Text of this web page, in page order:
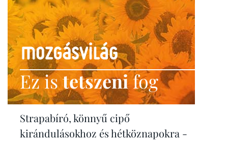
Ez istetszenifog
Strapabíró, könnyű cipő
kirándulásokhoz és hétköznapokra -